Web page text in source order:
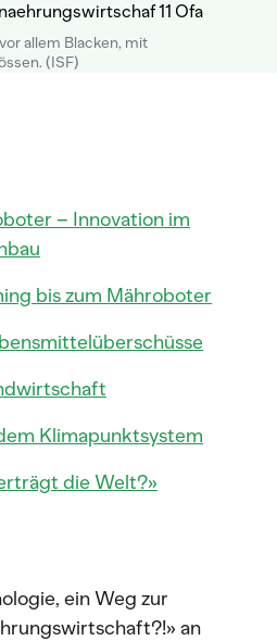
allem Blacken, mit
(ISF)
– Innovation im
bis zum Mähroboter
Klimapunktsystem
die Welt?»
ein Weg zur
an